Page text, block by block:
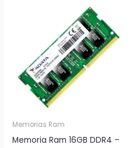
Memorias Ram
Memoria Ram 16GB DDR4 –